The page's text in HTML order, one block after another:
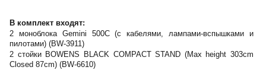
В комплект входят:
2 моноблока Gemini 500С (с кабелями, лампами-вспышками и
пилотами) (BW-3911)
2 стойки BOWENS BLACK COMPACT STAND (Max height 303cm
Closed 87cm) (BW-6610)